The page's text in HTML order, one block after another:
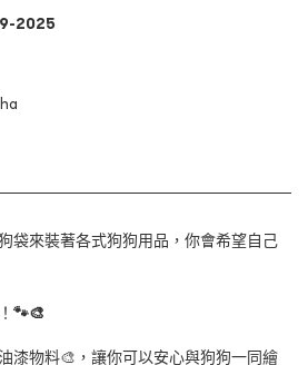
2025
袋來裝著各式狗狗用品，你會希望自己
🐾🎨
漆物料🎨，讓你可以安心與狗狗一同繪